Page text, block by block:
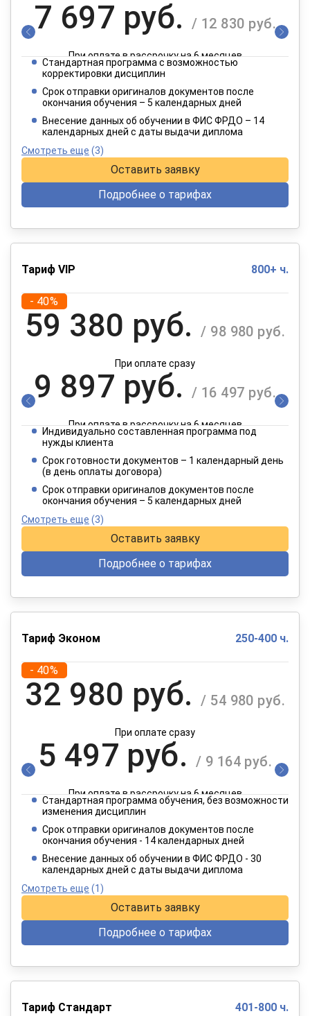
7 697 руб. / 12 830 руб.
При оплате в рассрочку на 6 месяцев
3 849 руб.
При оплате в рассрочку на 12 месяцев
Стандартная программа с возможностью
корректировки дисциплин
Срок отправки оригиналов документов после
окончания обучения – 5 календарных дней
Внесение данных об обучении в ФИС ФРДО – 14
календарных дней с даты выдачи диплома
Смотреть еще (3)
Оставить заявку
Подробнее о тарифах
Тариф VIP 800+ ч.
- 40%
59 380 руб. / 98 980 руб.
При оплате сразу
9 897 руб. / 16 497 руб.
При оплате в рассрочку на 6 месяцев
4 949 руб. / 8 249 руб.
При оплате в рассрочку на 12 месяцев
Индивидуально составленная программа под
нужды клиента
Срок готовности документов – 1 календарный день
(в день оплаты договора)
Срок отправки оригиналов документов после
окончания обучения – 5 календарных дней
Смотреть еще (3)
Оставить заявку
Подробнее о тарифах
Тариф Эконом 250-400 ч.
- 40%
32 980 руб. / 54 980 руб.
При оплате сразу
5 497 руб. / 9 164 руб.
При оплате в рассрочку на 6 месяцев
2 749 руб.
При оплате в рассрочку на 12 месяцев
Стандартная программа обучения, без возможности
изменения дисциплин
Срок отправки оригиналов документов после
окончания обучения - 14 календарных дней
Внесение данных об обучении в ФИС ФРДО - 30
календарных дней с даты выдачи диплома
Смотреть еще (1)
Оставить заявку
Подробнее о тарифах
Тариф Стандарт 401-800 ч.